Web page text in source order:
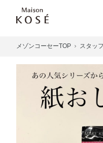
メゾンコーセーTOP スタッ